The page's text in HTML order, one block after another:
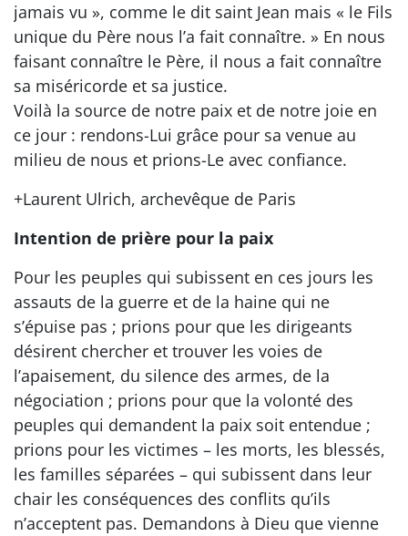
jamais vu », comme le dit saint Jean mais « le Fils
unique du Père nous l’a fait connaître. » En nous
faisant connaître le Père, il nous a fait connaître
sa miséricorde et sa justice.
Voilà la source de notre paix et de notre joie en
ce jour : rendons-Lui grâce pour sa venue au
milieu de nous et prions-Le avec confiance.
+Laurent Ulrich, archevêque de Paris
Intention de prière pour la paix
Pour les peuples qui subissent en ces jours les
assauts de la guerre et de la haine qui ne
s’épuise pas ; prions pour que les dirigeants
désirent chercher et trouver les voies de
l’apaisement, du silence des armes, de la
négociation ; prions pour que la volonté des
peuples qui demandent la paix soit entendue ;
prions pour les victimes – les morts, les blessés,
les familles séparées – qui subissent dans leur
chair les conséquences des conflits qu’ils
n’acceptent pas. Demandons à Dieu que vienne